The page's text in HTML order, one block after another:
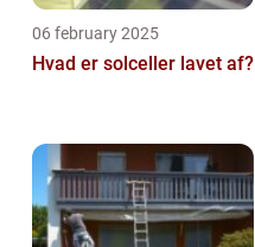
06 february 2025
Hvad er solceller lavet af?